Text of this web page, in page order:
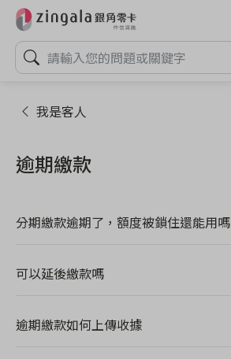
我是客人
逾期繳款
分期繳款逾期了，額度被鎖住還能用嗎
可以延後繳款嗎
逾期繳款如何上傳收據